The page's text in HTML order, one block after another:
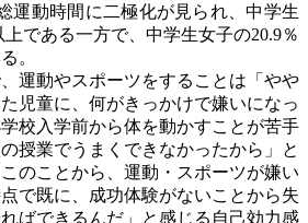
運動時間に二極化が見られ、中学生
上である一方で、中学生女子の20.9％
。
運動やスポーツをすることは「やや
児童に、何がきっかけで嫌いになっ
校入学前から体を動かすことが苦手
授業でうまくできなかったから」と
のことから、運動・スポーツが嫌い
で既に、成功体験がないことから失
ばできるんだ」と感じる自己効力感